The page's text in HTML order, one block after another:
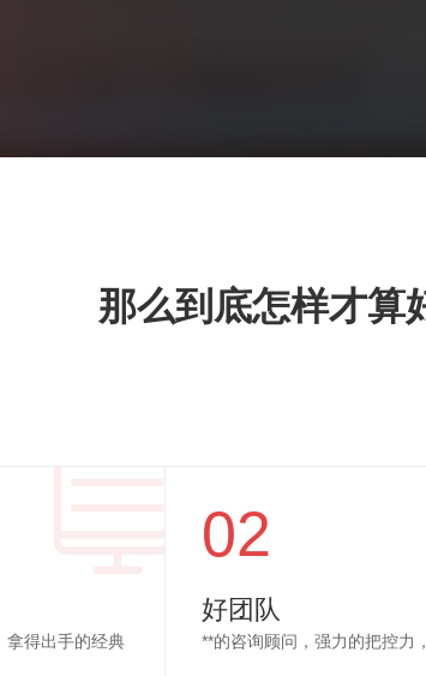
那么到底怎样才算
拿得出手的经典
02
好团队
**的咨询顾问，强力的把控力